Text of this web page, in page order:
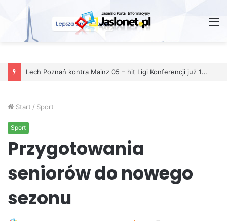
Lech Poznań kontra Mainz 05 – hit Ligi Konferencji już 11 grudnia
Start / Sport
Sport
Przygotowania
seniorów do nowego
sezonu